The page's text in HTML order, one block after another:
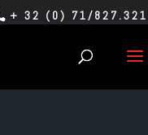
+ 32 (0) 71/827.321